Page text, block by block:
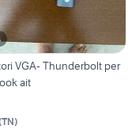
VGA- Thunderbolt per
ait
TN)